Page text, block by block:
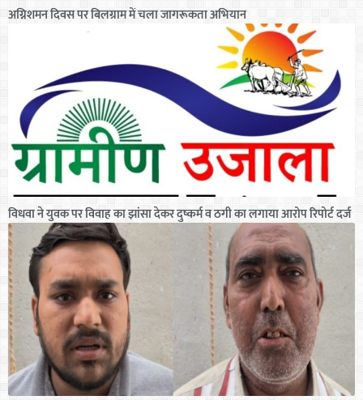
अग्निशमन दिवस पर बिलग्राम में चला जागरूकता अभियान
विधवा ने युवक पर विवाह का झांसा देकर दुष्कर्म व ठगी का लगाया आरोप रिपोर्ट दर्ज